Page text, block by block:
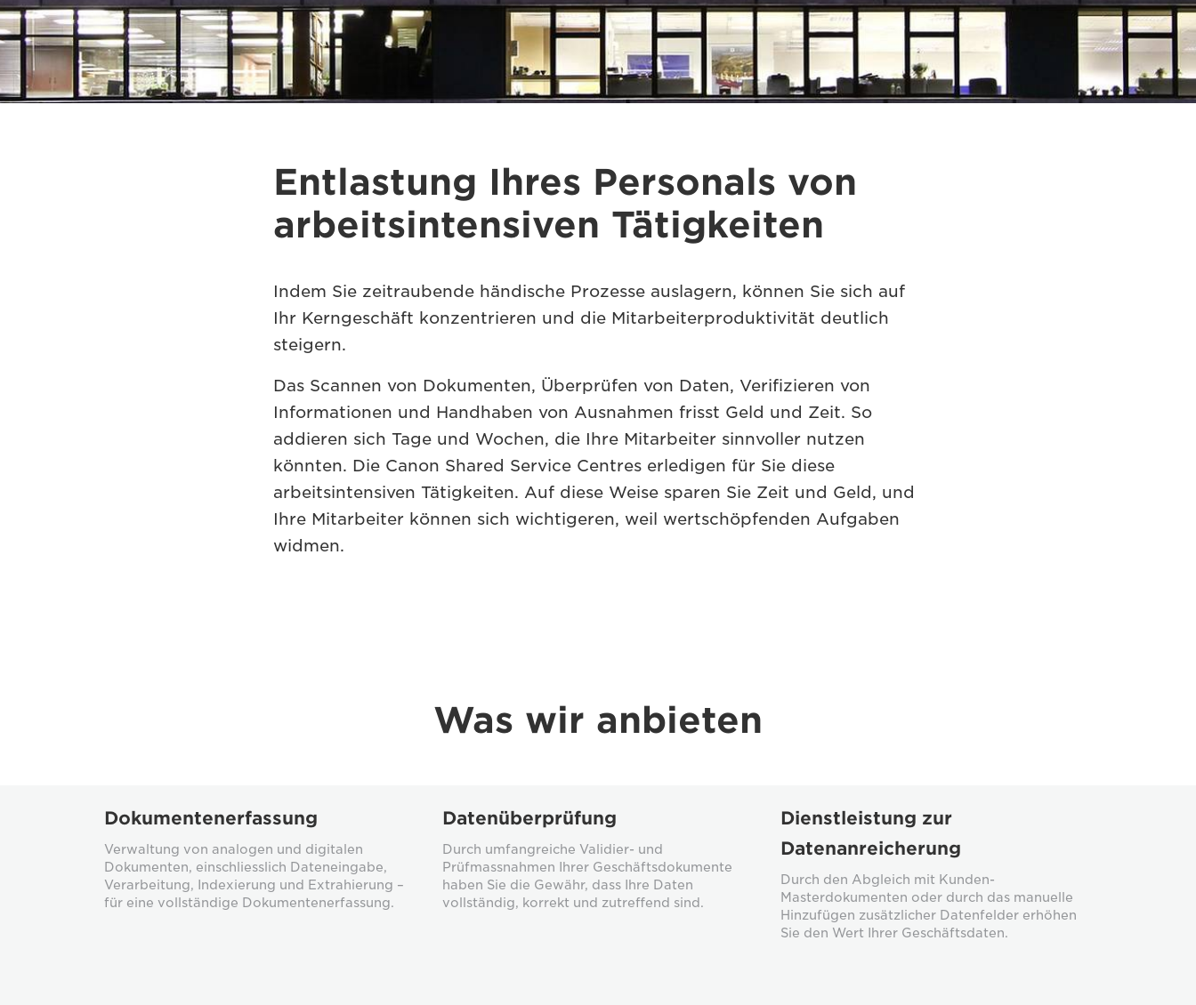
Entlastung Ihres Personals von
arbeitsintensiven Tätigkeiten
Indem Sie zeitraubende händische Prozesse auslagern, können Sie sich auf
Ihr Kerngeschäft konzentrieren und die Mitarbeiterproduktivität deutlich
steigern.
Das Scannen von Dokumenten, Überprüfen von Daten, Verifizieren von
Informationen und Handhaben von Ausnahmen frisst Geld und Zeit. So
addieren sich Tage und Wochen, die Ihre Mitarbeiter sinnvoller nutzen
könnten. Die Canon Shared Service Centres erledigen für Sie diese
arbeitsintensiven Tätigkeiten. Auf diese Weise sparen Sie Zeit und Geld, und
Ihre Mitarbeiter können sich wichtigeren, weil wertschöpfenden Aufgaben
widmen.
Was wir anbieten
Dokumentenerfassung
Verwaltung von analogen und digitalen
Dokumenten, einschliesslich Dateneingabe,
Verarbeitung, Indexierung und Extrahierung –
für eine vollständige Dokumentenerfassung.
Datenüberprüfung
Durch umfangreiche Validier- und
Prüfmassnahmen Ihrer Geschäftsdokumente
haben Sie die Gewähr, dass Ihre Daten
vollständig, korrekt und zutreffend sind.
Dienstleistung zur
Datenanreicherung
Durch den Abgleich mit Kunden-
Masterdokumenten oder durch das manuelle
Hinzufügen zusätzlicher Datenfelder erhöhen
Sie den Wert Ihrer Geschäftsdaten.